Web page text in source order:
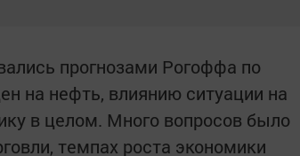
прогнозами Рогоффа по
на нефть, влиянию ситуации на
в целом. Много вопросов было
темпах роста экономики